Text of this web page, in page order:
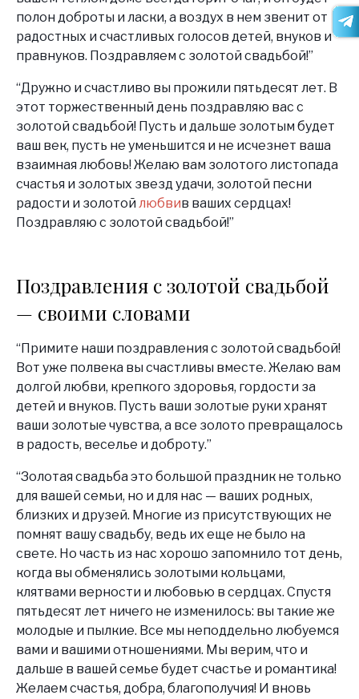
полон доброты и ласки, а воздух в нем звенит от
радостных и счастливых голосов детей, внуков и
правнуков. Поздравляем с золотой свадьбой!”
“Дружно и счастливо вы прожили пятьдесят лет. В
этот торжественный день поздравляю вас с
золотой свадьбой! Пусть и дальше золотым будет
ваш век, пусть не уменьшится и не исчезнет ваша
взаимная любовь! Желаю вам золотого листопада
счастья и золотых звезд удачи, золотой песни
радости и золотой любвив ваших сердцах!
Поздравляю с золотой свадьбой!”
Поздравления с золотой свадьбой
— своими словами
“Примите наши поздравления с золотой свадьбой!
Вот уже полвека вы счастливы вместе. Желаю вам
долгой любви, крепкого здоровья, гордости за
детей и внуков. Пусть ваши золотые руки хранят
ваши золотые чувства, а все золото превращалось
в радость, веселье и доброту.”
“Золотая свадьба это большой праздник не только
для вашей семьи, но и для нас — ваших родных,
близких и друзей. Многие из присутствующих не
помнят вашу свадьбу, ведь их еще не было на
свете. Но часть из нас хорошо запомнило тот день,
когда вы обменялись золотыми кольцами,
клятвами верности и любовью в сердцах. Спустя
пятьдесят лет ничего не изменилось: вы такие же
молодые и пылкие. Все мы неподдельно любуемся
вами и вашими отношениями. Мы верим, что и
дальше в вашей семье будет счастье и романтика!
Желаем счастья, добра, благополучия! И вновь